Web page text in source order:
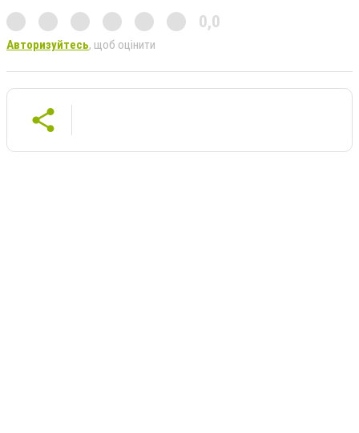
0,0
Авторизуйтесь, щоб оцінити